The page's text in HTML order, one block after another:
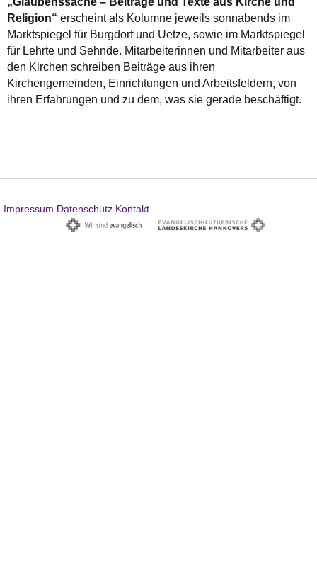
Religion“ erscheint als Kolumne jeweils sonnabends im
Marktspiegel für Burgdorf und Uetze, sowie im Marktspiegel
für Lehrte und Sehnde. Mitarbeiterinnen und Mitarbeiter aus
den Kirchen schreiben Beiträge aus ihren
Kirchengemeinden, Einrichtungen und Arbeitsfeldern, von
ihren Erfahrungen und zu dem, was sie gerade beschäftigt.
Impressum Datenschutz Kontakt